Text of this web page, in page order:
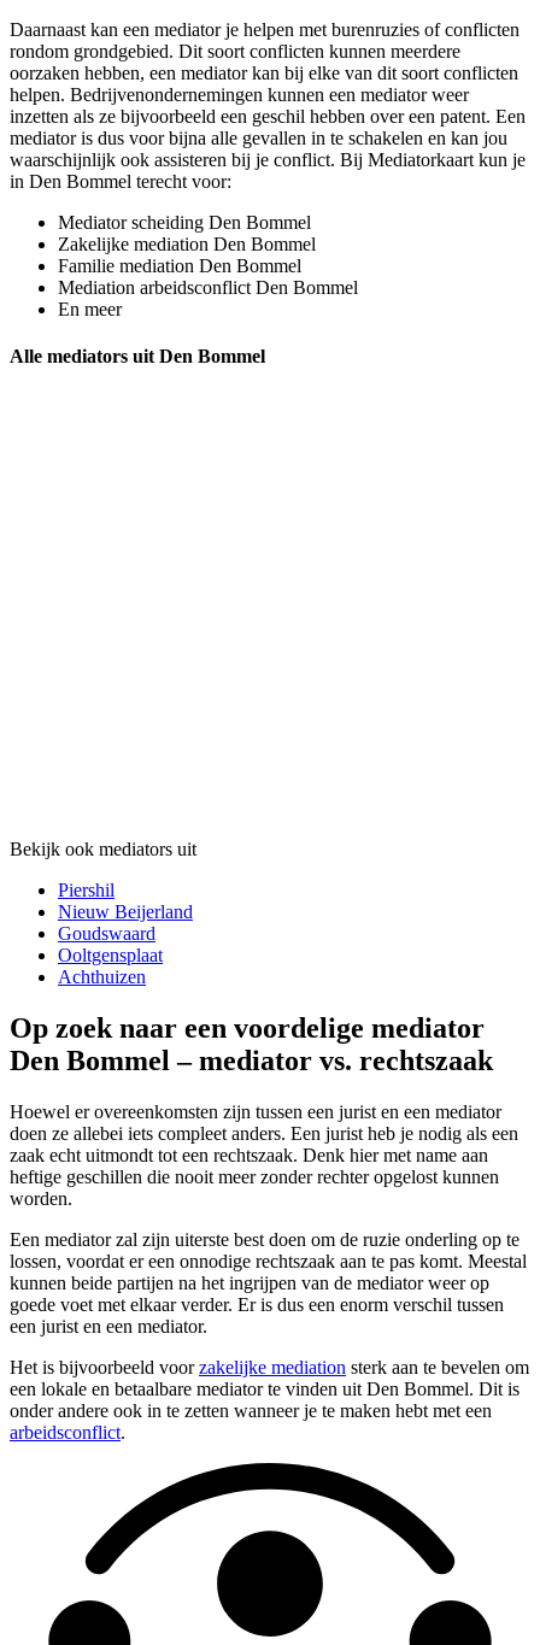
Daarnaast kan een mediator je helpen met burenruzies of conflicten
rondom grondgebied. Dit soort conflicten kunnen meerdere
oorzaken hebben, een mediator kan bij elke van dit soort conflicten
helpen. Bedrijvenondernemingen kunnen een mediator weer
inzetten als ze bijvoorbeeld een geschil hebben over een patent. Een
mediator is dus voor bijna alle gevallen in te schakelen en kan jou
waarschijnlijk ook assisteren bij je conflict. Bij Mediatorkaart kun je
in Den Bommel terecht voor:
Mediator scheiding Den Bommel
Zakelijke mediation Den Bommel
Familie mediation Den Bommel
Mediation arbeidsconflict Den Bommel
En meer
Alle mediators uit Den Bommel
Bekijk ook mediators uit
Piershil
Nieuw Beijerland
Goudswaard
Ooltgensplaat
Achthuizen
Op zoek naar een voordelige mediator
Den Bommel – mediator vs. rechtszaak
Hoewel er overeenkomsten zijn tussen een jurist en een mediator
doen ze allebei iets compleet anders. Een jurist heb je nodig als een
zaak echt uitmondt tot een rechtszaak. Denk hier met name aan
heftige geschillen die nooit meer zonder rechter opgelost kunnen
worden.
Een mediator zal zijn uiterste best doen om de ruzie onderling op te
lossen, voordat er een onnodige rechtszaak aan te pas komt. Meestal
kunnen beide partijen na het ingrijpen van de mediator weer op
goede voet met elkaar verder. Er is dus een enorm verschil tussen
een jurist en een mediator.
Het is bijvoorbeeld voorzakelijke mediation sterk aan te bevelen om
een lokale en betaalbare mediator te vinden uit Den Bommel. Dit is
onder andere ook in te zetten wanneer je te maken hebt met een
arbeidsconflict.